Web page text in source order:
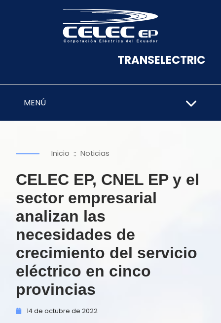
TRANSELECTRIC
MENÚ
Inicio :: Noticias
CELEC EP, CNEL EP y el
sector empresarial
analizan las
necesidades de
crecimiento del servicio
eléctrico en cinco
provincias
14 de octubre de 2022